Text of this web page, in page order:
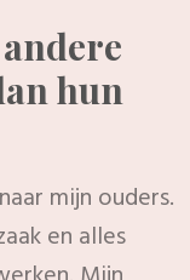
hun
mijn ouders.
en alles